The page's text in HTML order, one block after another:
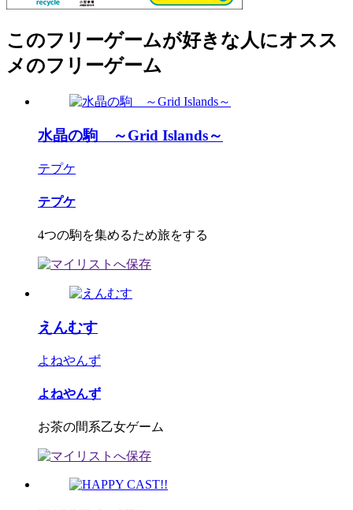
このフリーゲームが好きな人にオスス
メのフリーゲーム
水晶の駒 ～Grid Islands～
テプケ
テプケ
4つの駒を集めるため旅をする
えんむす
よねやんず
よねやんず
お茶の間系乙女ゲーム